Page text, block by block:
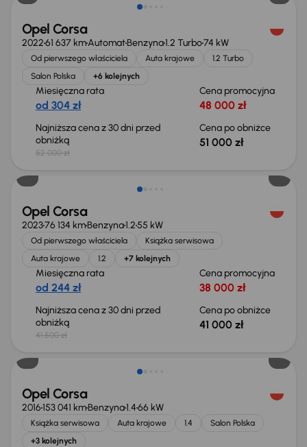
Opel Corsa
202261 637 kmAutomatBenzyna1.2 Turbo74 kW
Od pierwszego właściciela Auta krajowe
1.2 Turbo
Salon Polska
+6 kolejnych
Miesięczna rata
od 304 zł
Cena promocyjna
48 000 zł
Najniższa cena z 30 dni przed
obniżką
52 000 zł
Cena po obniżce
51 000 zł
Taniej o 500 zł
Opel Corsa
202376 134 kmBenzyna1.255 kW
Od pierwszego właściciela
Książka serwisowa
Auta krajowe
1.2 +7 kolejnych
Miesięczna rata
od 244 zł
Cena promocyjna
38 000 zł
Najniższa cena z 30 dni przed
obniżką
41 500 zł
Cena po obniżce
41 000 zł
Taniej o 500 zł
Opel Corsa
2016153 041 kmBenzyna1.466 kW
Książka serwisowa Auta krajowe 1.4
Salon Polska
+3 kolejnych